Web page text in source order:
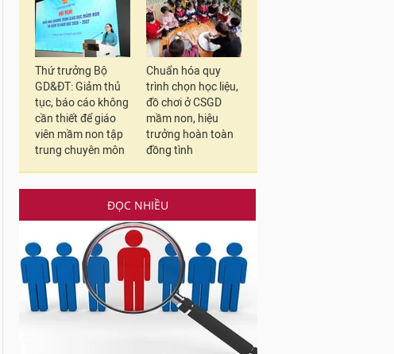
Thứ trưởng Bộ
GD&ĐT: Giảm thủ
tục, báo cáo không
cần thiết để giáo
viên mầm non tập
trung chuyên môn
Chuẩn hóa quy
trình chọn học liệu,
đồ chơi ở CSGD
mầm non, hiệu
trưởng hoàn toàn
đồng tình
ĐỌC NHIỀU